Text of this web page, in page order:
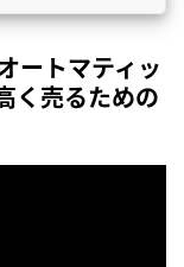
ートマティッ
く売るための